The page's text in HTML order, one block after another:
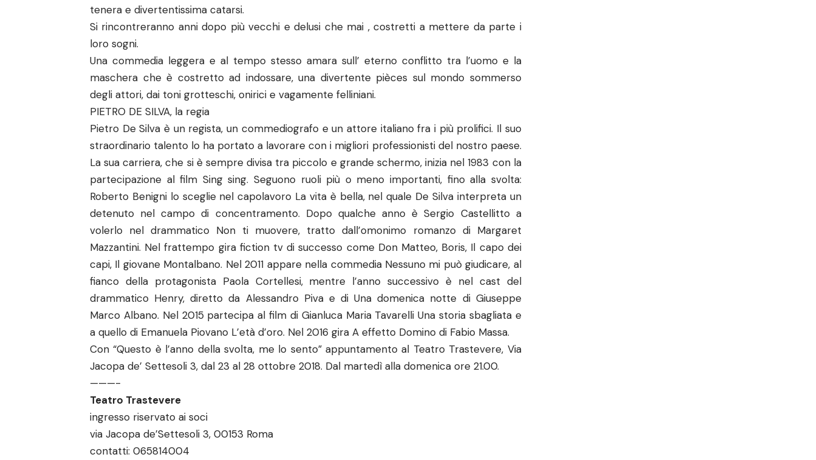
tenera e divertentissima catarsi.
Si rincontreranno anni dopo più vecchi e delusi che mai , costretti a mettere da parte i
loro sogni.
Una commedia leggera e al tempo stesso amara sull’ eterno conflitto tra l’uomo e la
maschera che è costretto ad indossare, una divertente pièces sul mondo sommerso
degli attori, dai toni grotteschi, onirici e vagamente felliniani.
PIETRO DE SILVA, la regia
Pietro De Silva è un regista, un commediografo e un attore italiano fra i più prolifici. Il suo
straordinario talento lo ha portato a lavorare con i migliori professionisti del nostro paese.
La sua carriera, che si è sempre divisa tra piccolo e grande schermo, inizia nel 1983 con la
partecipazione al film Sing sing. Seguono ruoli più o meno importanti, fino alla svolta:
Roberto Benigni lo sceglie nel capolavoro La vita è bella, nel quale De Silva interpreta un
detenuto nel campo di concentramento. Dopo qualche anno è Sergio Castellitto a
volerlo nel drammatico Non ti muovere, tratto dall’omonimo romanzo di Margaret
Mazzantini. Nel frattempo gira fiction tv di successo come Don Matteo, Boris, Il capo dei
capi, Il giovane Montalbano. Nel 2011 appare nella commedia Nessuno mi può giudicare, al
fianco della protagonista Paola Cortellesi, mentre l’anno successivo è nel cast del
drammatico Henry, diretto da Alessandro Piva e di Una domenica notte di Giuseppe
Marco Albano. Nel 2015 partecipa al film di Gianluca Maria Tavarelli Una storia sbagliata e
a quello di Emanuela Piovano L’età d’oro. Nel 2016 gira A effetto Domino di Fabio Massa.
Con “Questo è l’anno della svolta, me lo sento” appuntamento al Teatro Trastevere, Via
Jacopa de’ Settesoli 3, dal 23 al 28 ottobre 2018. Dal martedì alla domenica ore 21.00.
———-
Teatro Trastevere
ingresso riservato ai soci
via Jacopa de’Settesoli 3, 00153 Roma
contatti: 065814004